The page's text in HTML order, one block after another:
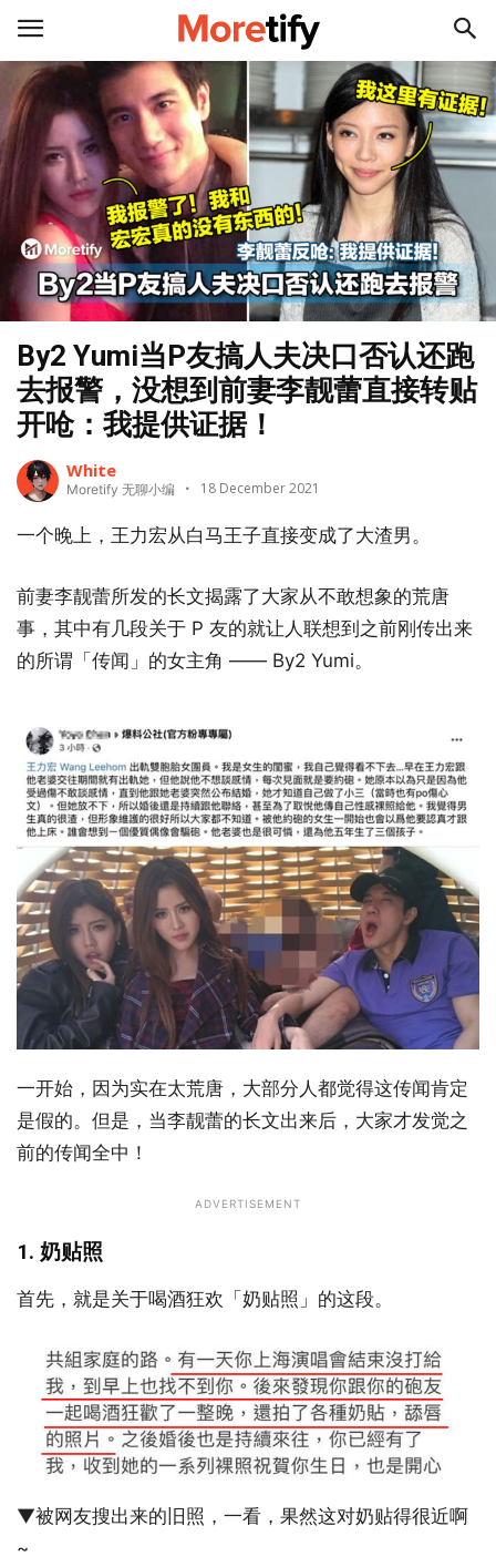
By2 Yumi当P友搞人夫决口否认还跑
去报警，没想到前妻李靓蕾直接转贴
开呛：我提供证据！
White
Moretify 无聊小编 18 December 2021
一个晚上，王力宏从白马王子直接变成了大渣男。
前妻李靓蕾所发的长文揭露了大家从不敢想象的荒唐
事，其中有几段关于 P 友的就让人联想到之前刚传出来
的所谓「传闻」的女主角 —— By2 Yumi。
一开始，因为实在太荒唐，大部分人都觉得这传闻肯定
是假的。但是，当李靓蕾的长文出来后，大家才发觉之
前的传闻全中！
ADVERTISEMENT
1. 奶贴照
首先，就是关于喝酒狂欢「奶贴照」的这段。
▼被网友搜出来的旧照，一看，果然这对奶贴得很近啊
~